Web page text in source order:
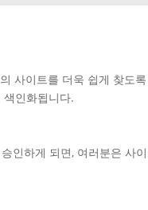
사이트를 더욱 쉽게 찾도
인화됩니다.
인하게 되면, 여러분은 사